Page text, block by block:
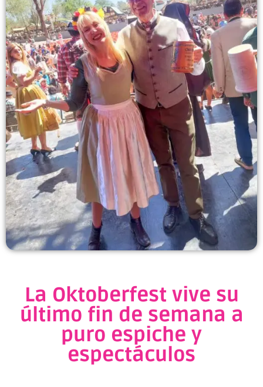
La Oktoberfest vive su
último fin de semana a
puro espiche y
espectáculos